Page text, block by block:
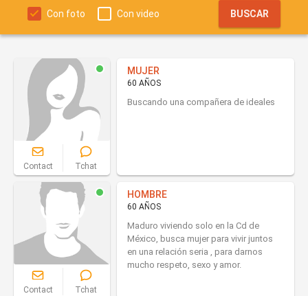
Con foto Con video BUSCAR
Contact Tchat
MUJER
60 AÑOS
Buscando una compañera de ideales
Contact Tchat
HOMBRE
60 AÑOS
Maduro viviendo solo en la Cd de
México, busca mujer para vivir juntos
en una relación seria , para darnos
mucho respeto, sexo y amor.